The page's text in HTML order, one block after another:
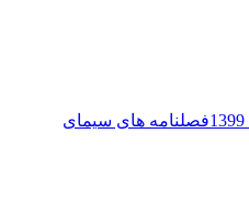
فصلنامه های سیمای